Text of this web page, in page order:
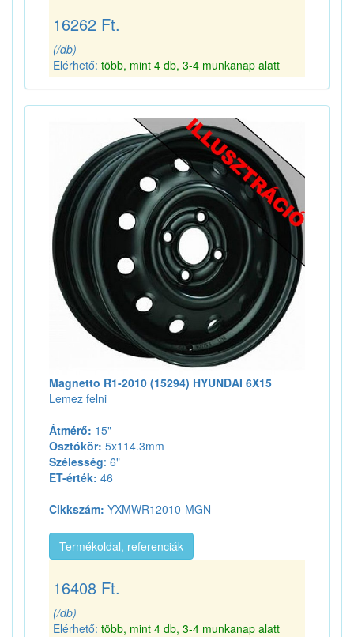
16262 Ft.
(/db)
Elérhető: több, mint 4 db, 3-4 munkanap alatt
Magnetto R1-2010 (15294) HYUNDAI 6X15
Lemez felni
Átmérő: 15"
Osztókör: 5x114.3mm
Szélesség: 6"
ET-érték: 46
Cikkszám: YXMWR12010-MGN
Termékoldal, referenciák
16408 Ft.
(/db)
Elérhető: több, mint 4 db, 3-4 munkanap alatt